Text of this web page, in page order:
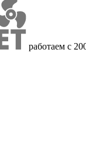
работаем с